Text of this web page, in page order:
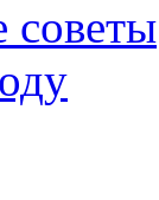
советы